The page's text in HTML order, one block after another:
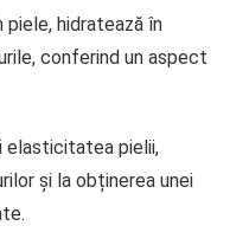
piele, hidratează în
conferind un aspect
elasticitatea pielii,
și la obținerea unei